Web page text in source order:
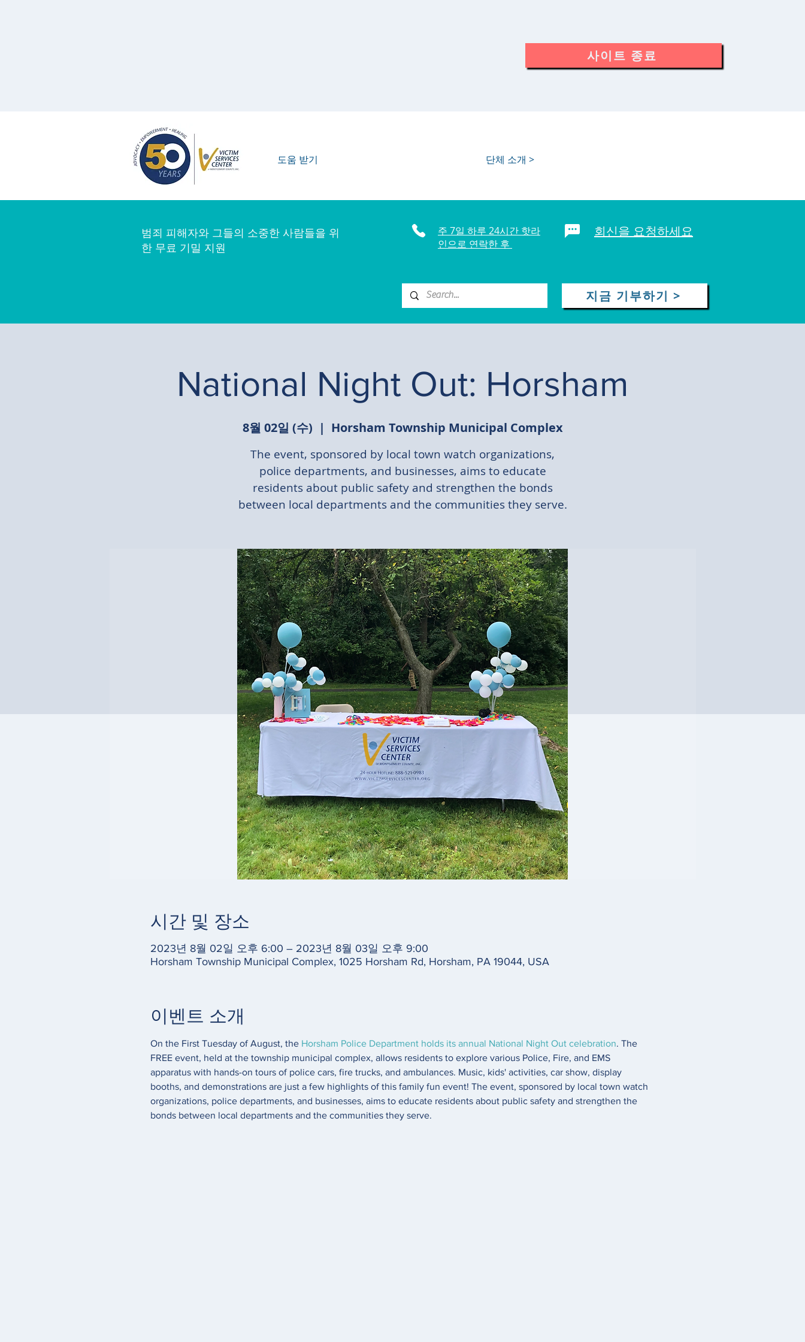
사이트 종료
도움 받기 단체 소개 >
범죄 피해자와 그들의 소중한 사람들을 위
한 무료 기밀 지원
주 7일 하루 24시간 핫라
인으로 연락한 후
회신을 요청하세요
지금 기부하기 >
National Night Out: Horsham
8월 02일 (수)
  |
Horsham Township Municipal Complex
The event, sponsored by local town watch organizations,
police departments, and businesses, aims to educate
residents about public safety and strengthen the bonds
between local departments and the communities they serve.
시간 및 장소
2023년 8월 02일 오후 6:00 – 2023년 8월 03일 오후 9:00
Horsham Township Municipal Complex, 1025 Horsham Rd, Horsham, PA 19044, USA
이벤트 소개
On the First Tuesday of August, the Horsham Police Department holds its annual National Night Out celebration. The
FREE event, held at the township municipal complex, allows residents to explore various Police, Fire, and EMS
apparatus with hands-on tours of police cars, fire trucks, and ambulances. Music, kids' activities, car show, display
booths, and demonstrations are just a few highlights of this family fun event! The event, sponsored by local town watch
organizations, police departments, and businesses, aims to educate residents about public safety and strengthen the
bonds between local departments and the communities they serve.